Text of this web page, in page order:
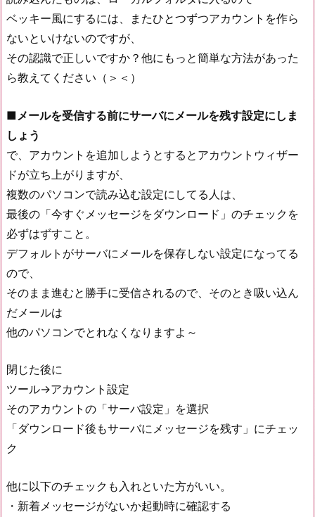
ベッキー風にするには、またひとつずつアカウントを作ら
ないといけないのですが、
その認識で正しいですか？他にもっと簡単な方法があった
ら教えてください（＞＜）
■メールを受信する前にサーバにメールを残す設定にしま
しょう
で、アカウントを追加しようとするとアカウントウィザー
ドが立ち上がりますが、
複数のパソコンで読み込む設定にしてる人は、
最後の「今すぐメッセージをダウンロード」のチェックを
必ずはずすこと。
デフォルトがサーバにメールを保存しない設定になってる
ので、
そのまま進むと勝手に受信されるので、そのとき吸い込ん
だメールは
他のパソコンでとれなくなりますよ～
閉じた後に
ツール→アカウント設定
そのアカウントの「サーバ設定」を選択
「ダウンロード後もサーバにメッセージを残す」にチェッ
ク
他に以下のチェックも入れといた方がいい。
・新着メッセージがないか起動時に確認する